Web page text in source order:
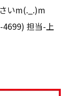
いm(._.)m
担当-上